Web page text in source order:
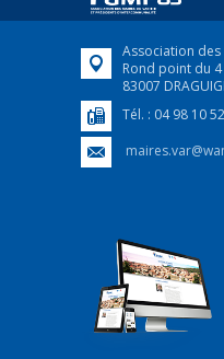
FEUILLETER
Association
Rond point du
83007
Tél. : 04 98 10